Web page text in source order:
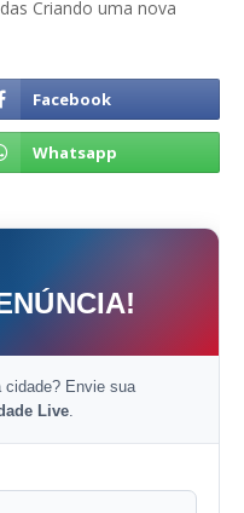
Criando uma nova
cidade? Envie sua
Live